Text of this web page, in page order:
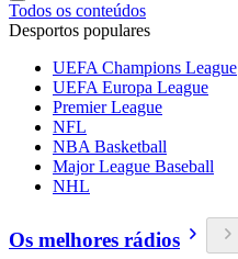
Todos os conteúdos
Desportos populares
UEFA Champions League
UEFA Europa League
Premier League
NFL
NBA Basketball
Major League Baseball
NHL
Os melhores rádios